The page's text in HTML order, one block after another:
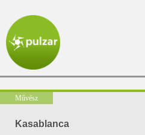
Művész
Kasablanca